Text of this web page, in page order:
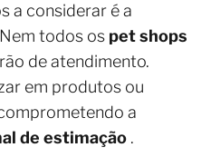
a considerar é a
todos os pet shops
de atendimento.
em produtos ou
a
de estimação .